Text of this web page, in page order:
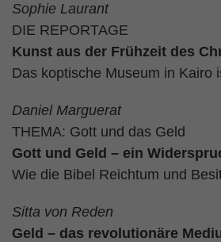
Sophie Laurant
DIE REPORTAGE
Kunst aus der Frühzeit des
Das koptische Museum in Kairo
Daniel Marguerat
THEMA: Gott und das Geld
Gott und Geld – ein
Wie die Bibel Reichtum und
Sitta von Reden
Geld – das revolutionäre